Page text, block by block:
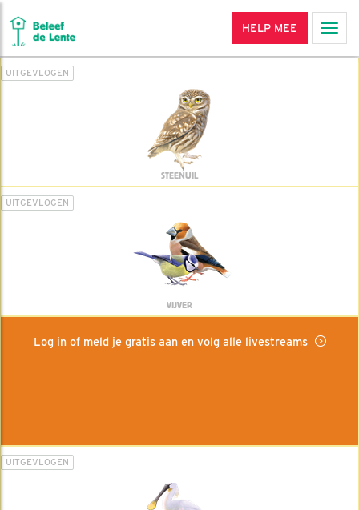
HELP MEE
UITGEVLOGEN
STEENUIL
UITGEVLOGEN
VIJVER
Log in of meld je gratis aan en volg alle livestreams
UITGEVLOGEN